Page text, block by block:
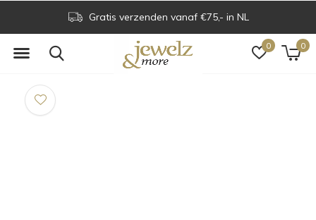
0 0
Gratis verzenden vanaf €75,- in NL